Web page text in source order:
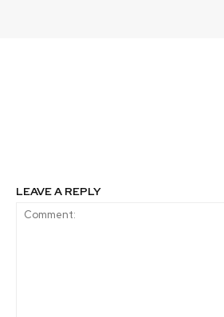
LEAVE A REPLY